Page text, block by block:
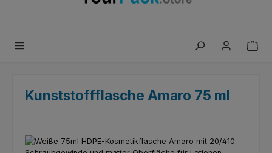
Kunststoffflasche Amaro 75 ml
Bildergalerie überspringen